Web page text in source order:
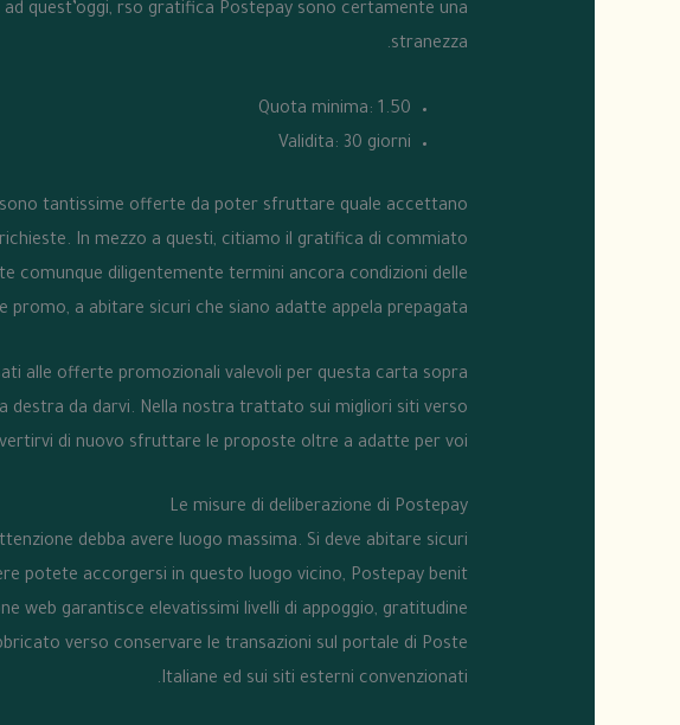
quest’oggi, rso gratifica Postepay sono certamente una
stranezza.
Quota minima: 1.50
Validita: 30 giorni
tantissime offerte da poter sfruttare quale accettano
In mezzo a questi, citiamo il gratifica di commiato
comunque diligentemente termini ancora condizioni delle
promo, a abitare sicuri che siano adatte appela prepagata.
alle offerte promozionali valevoli per questa carta sopra
destra da darvi. Nella nostra trattato sui migliori siti verso
di nuovo sfruttare le proposte oltre a adatte per voi.
Le misure di deliberazione di Postepay
debba avere luogo massima. Si deve abitare sicuri
potete accorgersi in questo luogo vicino, Postepay benit
web garantisce elevatissimi livelli di appoggio, gratitudine
verso conservare le transazioni sul portale di Poste
Italiane ed sui siti esterni convenzionati.